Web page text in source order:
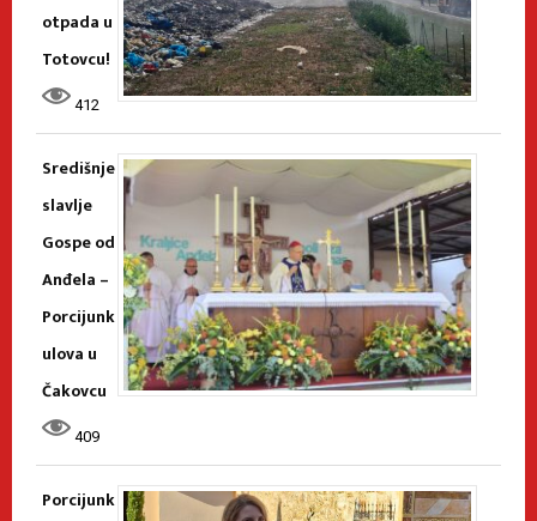
otpada u
Totovcu!
412
Središnje
slavlje
Gospe od
Anđela –
Porcijunk
ulova u
Čakovcu
409
Porcijunk